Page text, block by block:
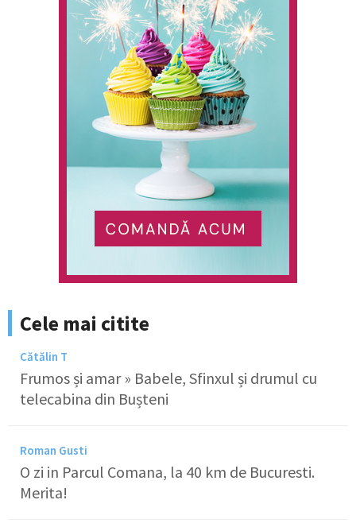
Cele mai citite
Cătălin T
Frumos și amar » Babele, Sfinxul și drumul cu
telecabina din Bușteni
Roman Gusti
O zi in Parcul Comana, la 40 km de Bucuresti.
Merita!